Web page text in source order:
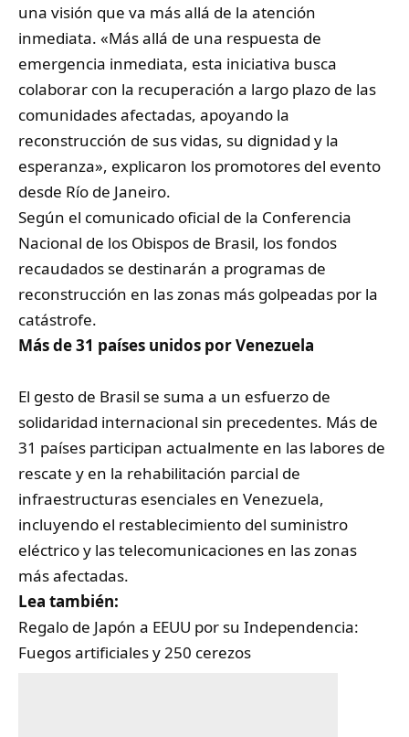
una visión que va más allá de la atención
inmediata. «Más allá de una respuesta de
emergencia inmediata, esta iniciativa busca
colaborar con la recuperación a largo plazo de las
comunidades afectadas, apoyando la
reconstrucción de sus vidas, su dignidad y la
esperanza», explicaron los promotores del evento
desde Río de Janeiro.
Según el comunicado oficial de la Conferencia
Nacional de los Obispos de Brasil, los fondos
recaudados se destinarán a programas de
reconstrucción en las zonas más golpeadas por la
catástrofe.
Más de 31 países unidos por Venezuela
El gesto de Brasil se suma a un esfuerzo de
solidaridad internacional sin precedentes. Más de
31 países participan actualmente en las labores de
rescate y en la rehabilitación parcial de
infraestructuras esenciales en Venezuela,
incluyendo el restablecimiento del suministro
eléctrico y las telecomunicaciones en las zonas
más afectadas.
Lea también:
Regalo de Japón a EEUU por su Independencia:
Fuegos artificiales y 250 cerezos